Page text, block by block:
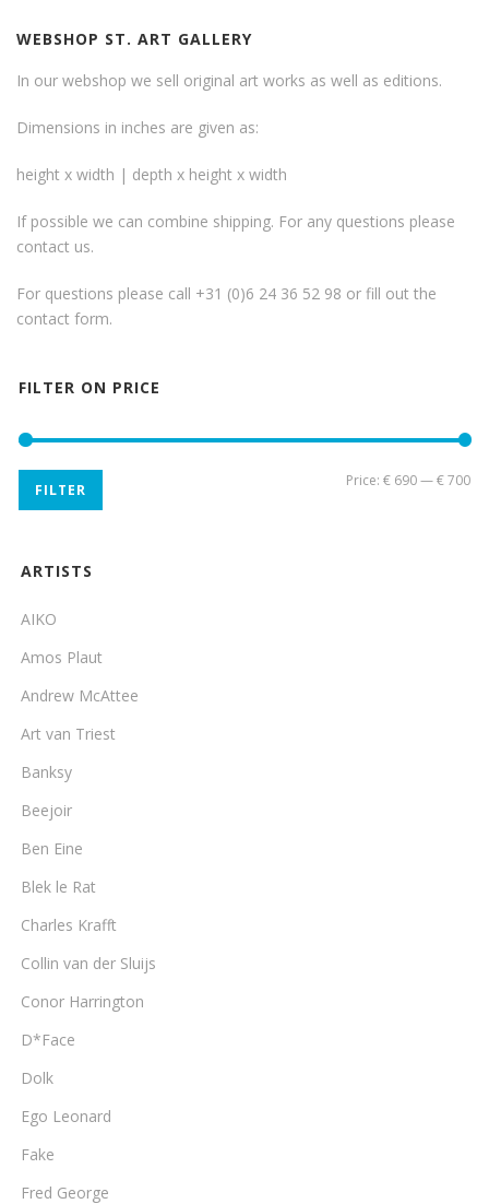
WEBSHOP ST. ART GALLERY
In our webshop we sell original art works as well as editions.
Dimensions in inches are given as:
height x width | depth x height x width
If possible we can combine shipping. For any questions please
contact us.
For questions please call +31 (0)6 24 36 52 98 or fill out the
contact form.
FILTER ON PRICE
FILTER
Price: € 690—€ 700
ARTISTS
AIKO
Amos Plaut
Andrew McAttee
Art van Triest
Banksy
Beejoir
Ben Eine
Blek le Rat
Charles Krafft
Collin van der Sluijs
Conor Harrington
D*Face
Dolk
Ego Leonard
Fake
Fred George